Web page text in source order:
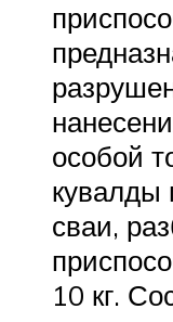
особой
кувалды
сваи,
10 кг.